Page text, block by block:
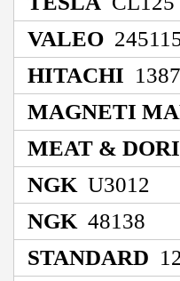
VALEO
HITACHI
MAGNETI
MEAT &
NGK U3012
NGK 48138
STANDARD